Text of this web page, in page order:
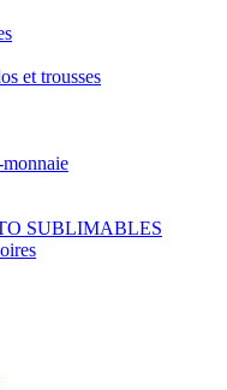
et trousses
SUBLIMABLES